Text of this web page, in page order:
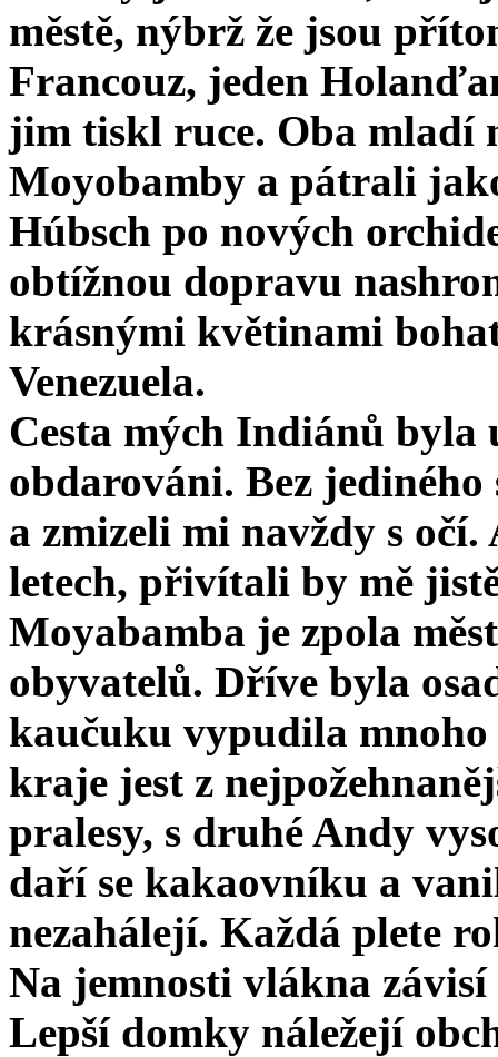
městě, nýbrž že jsou
Francouz, jeden
jim tiskl ruce. Oba mladí
Moyobamby a pátrali
Húbsch po nových
obtížnou dopravu
krásnými květinami
Venezuela.
Cesta mých Indiánů byla
obdarováni. Bez
a zmizeli mi navždy s
letech, přivítali by mě
Moyabamba je zpola
obyvatelů. Dříve byla
kaučuku vypudila
kraje jest z
pralesy, s druhé Andy
daří se kakaovníku a
nezahálejí. Každá plete
Na jemnosti vlákna závisí
Lepší domky náležejí